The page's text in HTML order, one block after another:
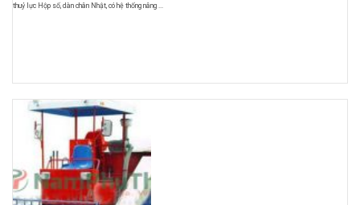
thuỷ lực Hộp số, dàn chân Nhật, có hệ thống nâng ...